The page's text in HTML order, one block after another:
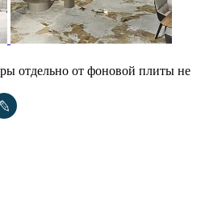
отдельно от фоновой плиты не